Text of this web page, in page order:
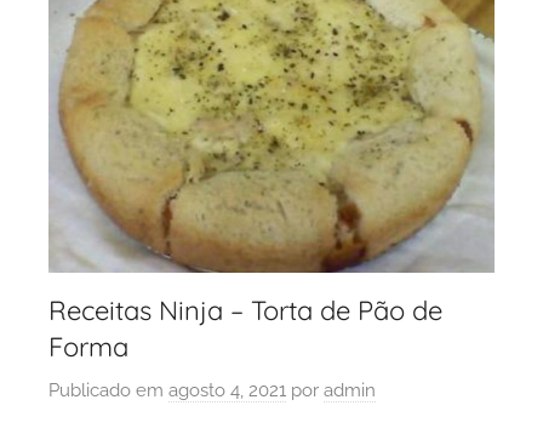
Receitas Ninja – Torta de Pão de
Forma
Publicado em agosto 4, 2021 por admin